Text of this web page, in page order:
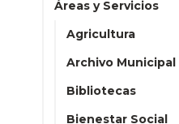
Áreas y Servicios
Agricultura
Archivo Municipal
Bibliotecas
Bienestar Social